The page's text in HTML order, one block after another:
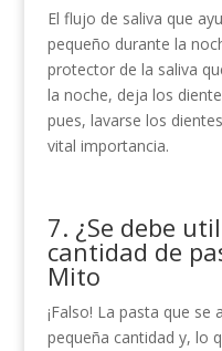
El flujo de saliva que
pequeño durante la
protector de la saliva
la noche, deja los
pues, lavarse los
vital importancia.
7. ¿Se debe
cantidad de
Mito
¡Falso! La pasta que se
pequeña cantidad y, lo